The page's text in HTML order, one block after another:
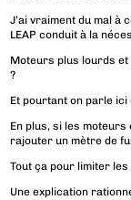
J’ai vraiment du mal à
LEAP conduit à la
Moteurs plus lourds et
?
Et pourtant on parle
En plus, si les
rajouter un mètre de
Tout ça pour limiter
Une explication